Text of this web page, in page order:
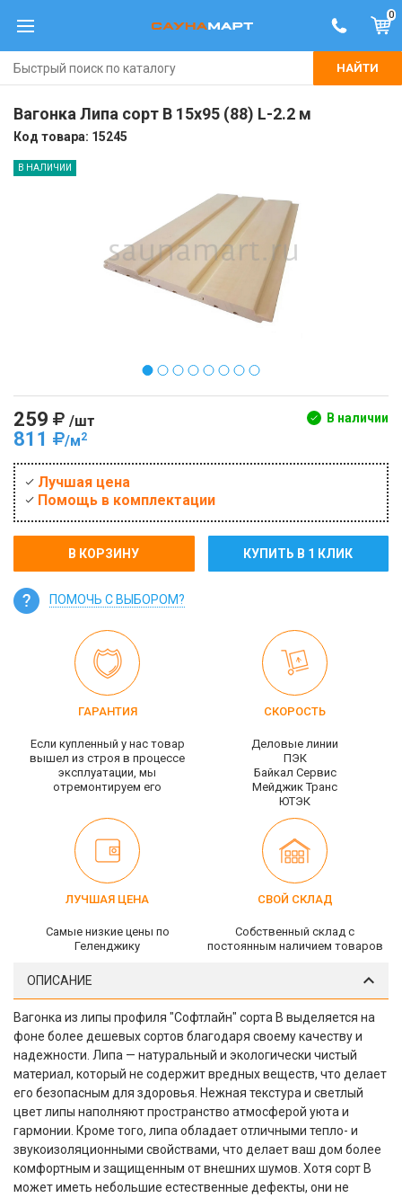
0
НАЙТИ
Вагонка Липа сорт В 15х95 (88) L-2.2 м
Код товара: 15245
В НАЛИЧИИ
259 /шт
811 /м2
В наличии
Лучшая цена
Помощь в комплектации
В КОРЗИНУ КУПИТЬ В 1 КЛИК
ПОМОЧЬ С ВЫБОРОМ?
ГАРАНТИЯ
Если купленный у нас товар
вышел из строя в процессе
эксплуатации, мы
отремонтируем его
СКОРОСТЬ
Деловые линии
ПЭК
Байкал Сервис
Мейджик Транс
ЮТЭК
ЛУЧШАЯ ЦЕНА
Самые низкие цены по
Геленджику
СВОЙ СКЛАД
Собственный склад c
постоянным наличием товаров
ОПИСАНИЕ
Вагонка из липы профиля "Софтлайн" сорта B выделяется на
фоне более дешевых сортов благодаря своему качеству и
надежности. Липа — натуральный и экологически чистый
материал, который не содержит вредных веществ, что делает
его безопасным для здоровья. Нежная текстура и светлый
цвет липы наполняют пространство атмосферой уюта и
гармонии. Кроме того, липа обладает отличными тепло- и
звукоизоляционными свойствами, что делает ваш дом более
комфортным и защищенным от внешних шумов. Хотя сорт B
может иметь небольшие естественные дефекты, они не